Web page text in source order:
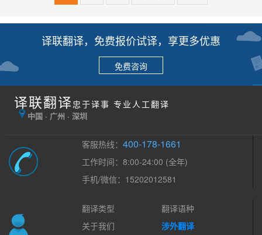
译联翻译，免费报价试译，享更多优惠
免费咨询
译联翻译 忠于译事 专业人工翻译
中国 · 广州 · 深圳
客服热线：400-178-1661
工作时间：8:00-24:00 (全年)
手机/微信：15202012581
翻译类型
翻译语种
关于我们
涉外翻译